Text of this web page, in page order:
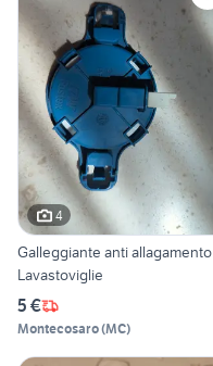
4
Galleggiante anti allagamento
Lavastoviglie
5 €
Montecosaro(MC)